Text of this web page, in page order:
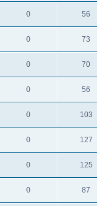
0 56
0 73
0 70
0 56
0 103
0 127
0 125
0 87